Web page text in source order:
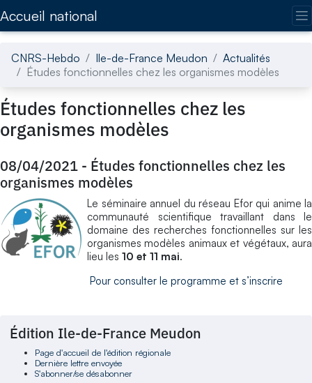
Accueil national
CNRS-Hebdo Ile-de-France Meudon
Actualités
Études fonctionnelles chez les organismes modèles
Études fonctionnelles chez les
organismes modèles
08/04/2021 - Études fonctionnelles chez les
organismes modèles
Le séminaire annuel du réseau Efor qui anime la
communauté scientifique travaillant dans le
domaine des recherches fonctionnelles sur les
organismes modèles animaux et végétaux, aura
lieu les 10 et 11 mai.
Pour consulter le programme et s’inscrire
Édition Ile-de-France Meudon
Page d'accueil de l'édition régionale
Dernière lettre envoyée
S'abonner/se désabonner